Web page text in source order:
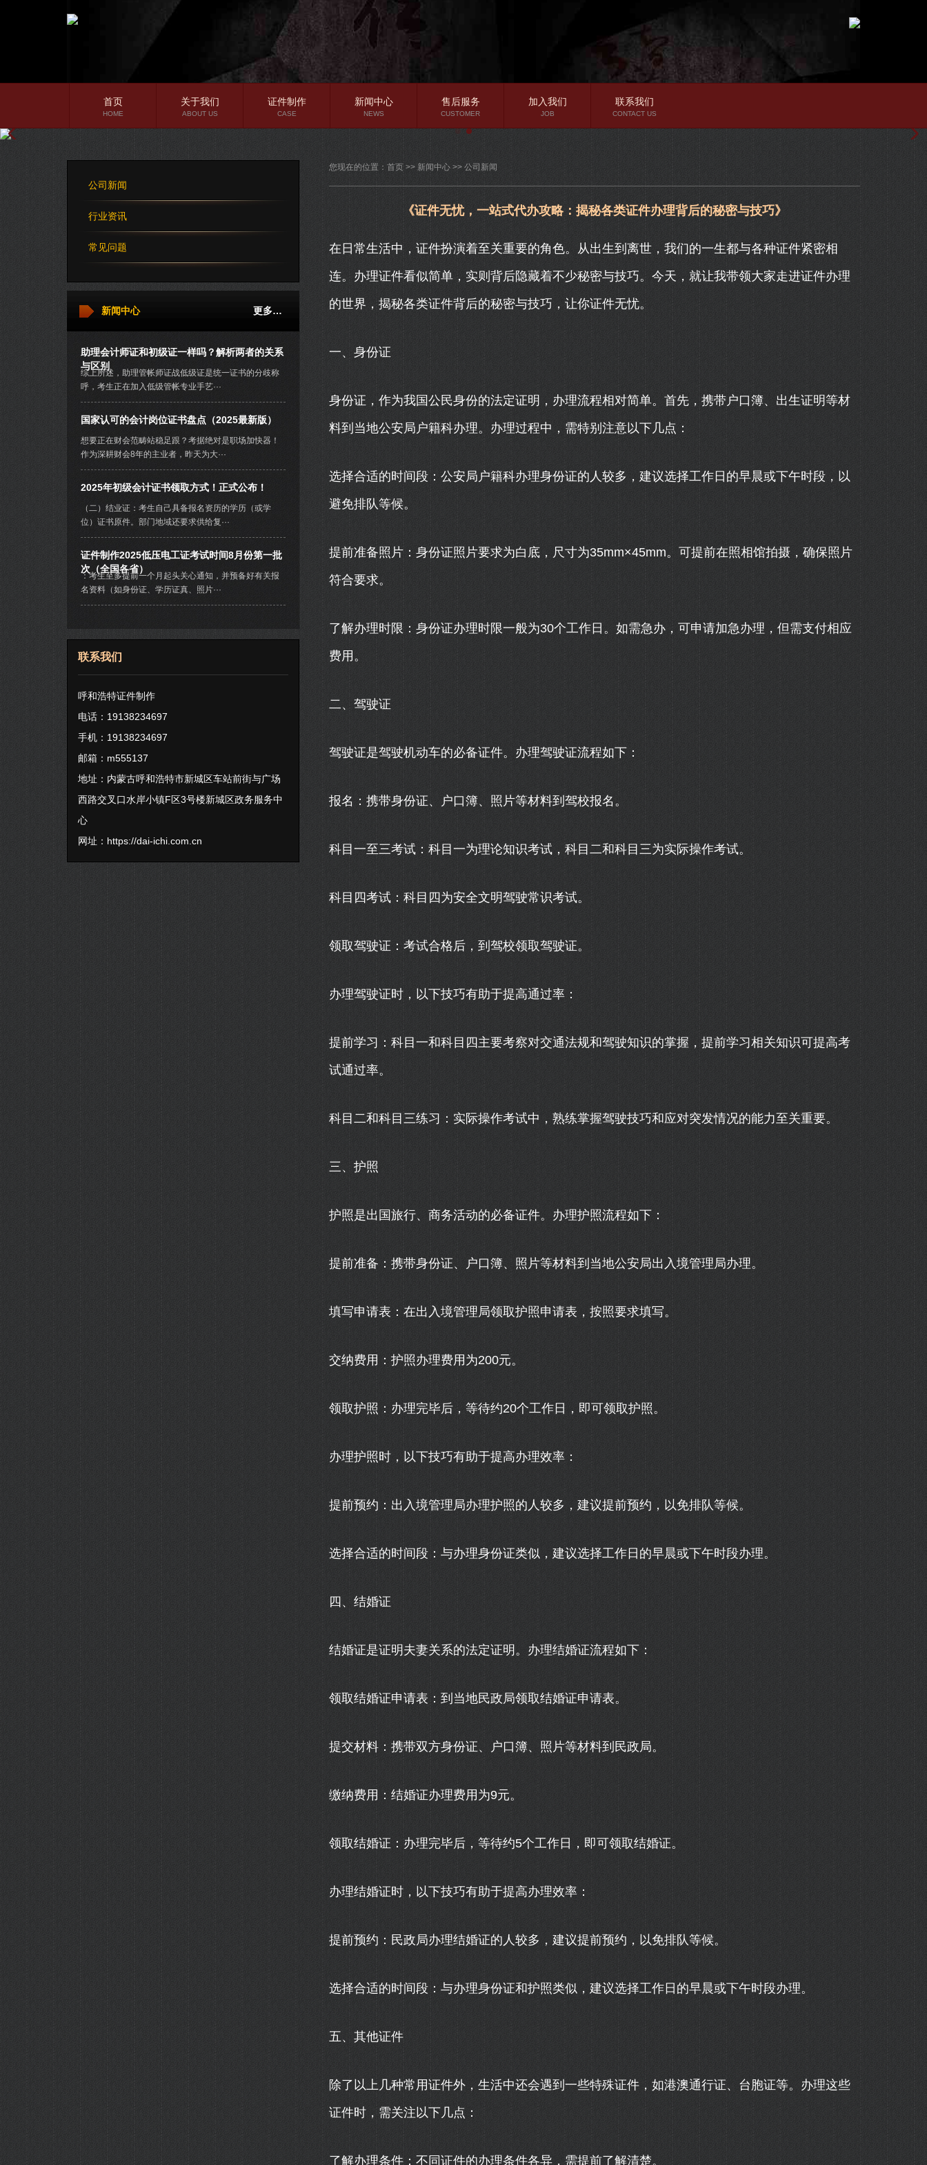
行业资讯
常见问题
首页
HOME
关于我们
ABOUT US
证件制作
CASE
新闻中心
NEWS
售后服务
CUSTOMER
加入我们
JOB
联系我们
CONTACT US
公司新闻
行业资讯
常见问题
更多…
新闻中心
助理会计师证和初级证一样吗？解析两者的关系
与区别
综上所述，助理管帐师证战低级证是统一证书的分歧称
呼，考生正在加入低级管帐专业手艺···
国家认可的会计岗位证书盘点（2025最新版）
想要正在财会范畴站稳足跟？考据绝对是职场加快器！
作为深耕财会8年的主业者，昨天为大···
2025年初级会计证书领取方式！正式公布！
（二）结业证：考生自己具备报名资历的学历（或学
位）证书原件。部门地域还要求供给复···
证件制作2025低压电工证考试时间8月份第一批
次（全国各省）
：考生至多提前一个月起头关心通知，并预备好有关报
名资料（如身份证、学历证真、照片···
联系我们
呼和浩特证件制作
电话：19138234697
手机：19138234697
邮箱：m555137
地址：内蒙古呼和浩特市新城区车站前街与广场
西路交叉口水岸小镇F区3号楼新城区政务服务中
心
网址： https://dai-ichi.com.cn
您现在的位置： 首页 >> 新闻中心 >> 公司新闻
《证件无忧，一站式代办攻略：揭秘各类证件办理背后的秘密与技巧》
在日常生活中，证件扮演着至关重要的角色。从出生到离世，我们的一生都与各种证件紧密相
连。办理证件看似简单，实则背后隐藏着不少秘密与技巧。今天，就让我带领大家走进证件办理
的世界，揭秘各类证件背后的秘密与技巧，让你证件无忧。
一、身份证
身份证，作为我国公民身份的法定证明，办理流程相对简单。首先，携带户口簿、出生证明等材
料到当地公安局户籍科办理。办理过程中，需特别注意以下几点：
选择合适的时间段：公安局户籍科办理身份证的人较多，建议选择工作日的早晨或下午时段，以
避免排队等候。
提前准备照片：身份证照片要求为白底，尺寸为35mm×45mm。可提前在照相馆拍摄，确保照片
符合要求。
了解办理时限：身份证办理时限一般为30个工作日。如需急办，可申请加急办理，但需支付相应
费用。
二、驾驶证
驾驶证是驾驶机动车的必备证件。办理驾驶证流程如下：
报名：携带身份证、户口簿、照片等材料到驾校报名。
科目一至三考试：科目一为理论知识考试，科目二和科目三为实际操作考试。
科目四考试：科目四为安全文明驾驶常识考试。
领取驾驶证：考试合格后，到驾校领取驾驶证。
办理驾驶证时，以下技巧有助于提高通过率：
提前学习：科目一和科目四主要考察对交通法规和驾驶知识的掌握，提前学习相关知识可提高考
试通过率。
科目二和科目三练习：实际操作考试中，熟练掌握驾驶技巧和应对突发情况的能力至关重要。
三、护照
护照是出国旅行、商务活动的必备证件。办理护照流程如下：
提前准备：携带身份证、户口簿、照片等材料到当地公安局出入境管理局办理。
填写申请表：在出入境管理局领取护照申请表，按照要求填写。
交纳费用：护照办理费用为200元。
领取护照：办理完毕后，等待约20个工作日，即可领取护照。
办理护照时，以下技巧有助于提高办理效率：
提前预约：出入境管理局办理护照的人较多，建议提前预约，以免排队等候。
选择合适的时间段：与办理身份证类似，建议选择工作日的早晨或下午时段办理。
四、结婚证
结婚证是证明夫妻关系的法定证明。办理结婚证流程如下：
领取结婚证申请表：到当地民政局领取结婚证申请表。
提交材料：携带双方身份证、户口簿、照片等材料到民政局。
缴纳费用：结婚证办理费用为9元。
领取结婚证：办理完毕后，等待约5个工作日，即可领取结婚证。
办理结婚证时，以下技巧有助于提高办理效率：
提前预约：民政局办理结婚证的人较多，建议提前预约，以免排队等候。
选择合适的时间段：与办理身份证和护照类似，建议选择工作日的早晨或下午时段办理。
五、其他证件
除了以上几种常用证件外，生活中还会遇到一些特殊证件，如港澳通行证、台胞证等。办理这些
证件时，需关注以下几点：
了解办理条件：不同证件的办理条件各异，需提前了解清楚。